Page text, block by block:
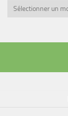
Archives